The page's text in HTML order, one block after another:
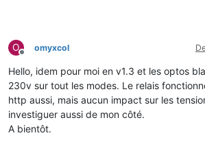
O
Offline
omyxcol
Hello, idem pour moi en v1.3 et les optos
230v sur tout les modes. Le relais
http aussi, mais aucun impact sur les
investiguer aussi de mon côté.
A bientôt.